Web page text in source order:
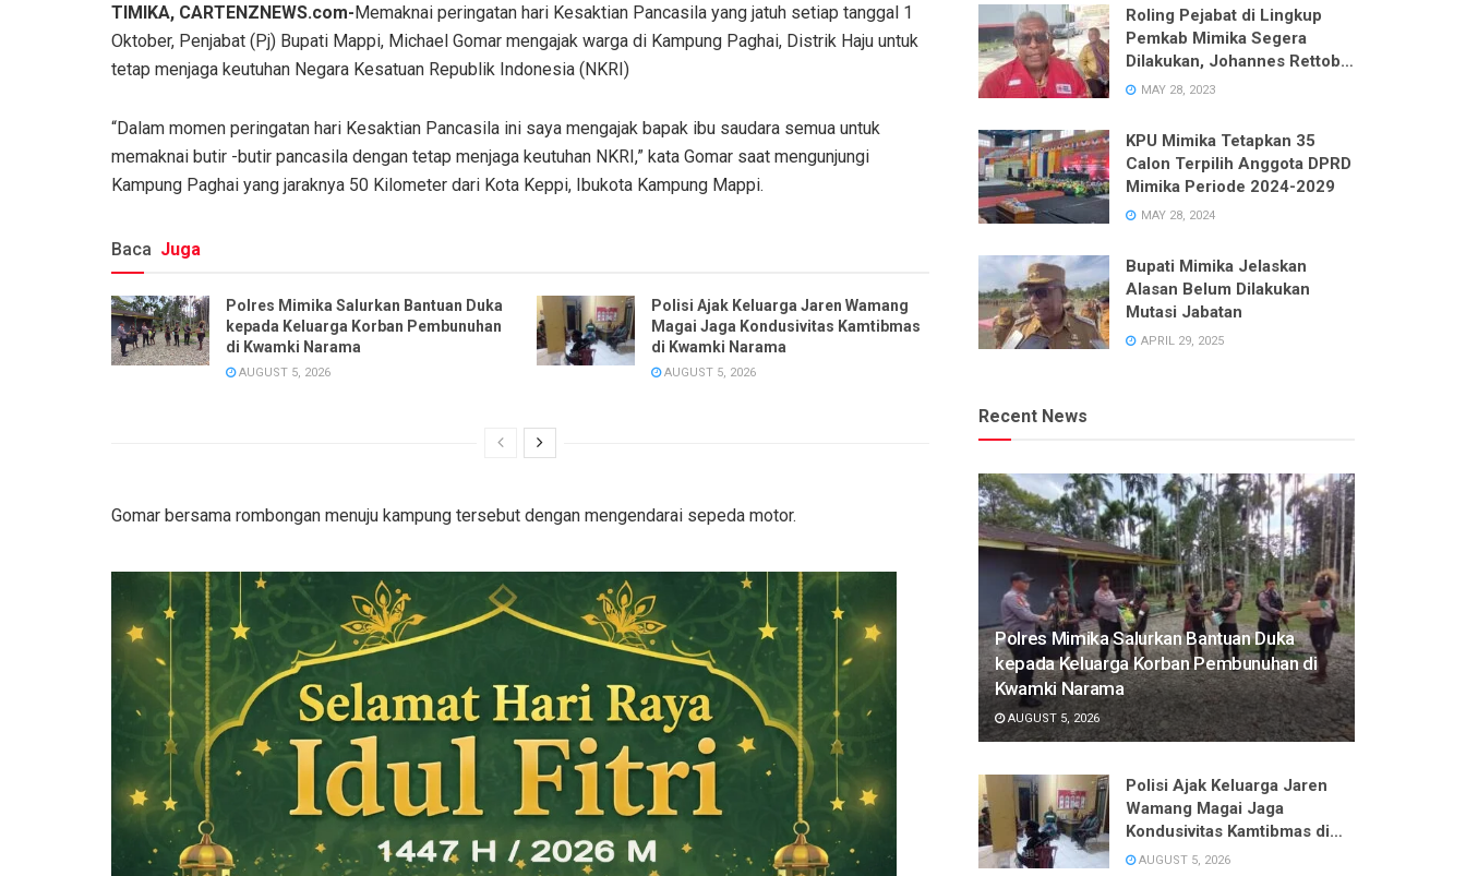
TIMIKA, CARTENZNEWS.com-Memaknai peringatan hari Kesaktian Pancasila yang jatuh setiap tanggal 1
Oktober, Penjabat (Pj) Bupati Mappi, Michael Gomar mengajak warga di Kampung Paghai, Distrik Haju untuk
tetap menjaga keutuhan Negara Kesatuan Republik Indonesia (NKRI)
“Dalam momen peringatan hari Kesaktian Pancasila ini saya mengajak bapak ibu saudara semua untuk
memaknai butir -butir pancasila dengan tetap menjaga keutuhan NKRI,” kata Gomar saat mengunjungi
Kampung Paghai yang jaraknya 50 Kilometer dari Kota Keppi, Ibukota Kampung Mappi.
Baca Juga
Polres Mimika Salurkan Bantuan Duka
kepada Keluarga Korban Pembunuhan
di Kwamki Narama
AUGUST 5, 2026
Polisi Ajak Keluarga Jaren Wamang
Magai Jaga Kondusivitas Kamtibmas
di Kwamki Narama
AUGUST 5, 2026
Gomar bersama rombongan menuju kampung tersebut dengan mengendarai sepeda motor.
Roling Pejabat di Lingkup
Pemkab Mimika Segera
Dilakukan, Johannes Rettob
Pastikan Tidak Ada Unsur
MAY 28, 2023
KPU Mimika Tetapkan 35
Calon Terpilih Anggota DPRD
Mimika Periode 2024-2029
MAY 28, 2024
Bupati Mimika Jelaskan
Alasan Belum Dilakukan
Mutasi Jabatan
APRIL 29, 2025
Recent News
Polres Mimika Salurkan Bantuan Duka
kepada Keluarga Korban Pembunuhan di
Kwamki Narama
AUGUST 5, 2026
Polisi Ajak Keluarga Jaren
Wamang Magai Jaga
Kondusivitas Kamtibmas di
Kwamki Narama
AUGUST 5, 2026